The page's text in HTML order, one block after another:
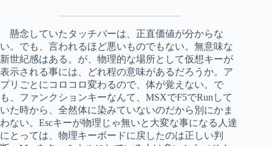
懸念していたタッチバーは、正直価値が分からな
い。でも、言われるほど悪いものでもない。無意味な
新世紀感はある。が、物理的な場所として仮想キーが
表示される事には、どれ程の意味があるだろうか。ア
プリごとにコロコロ変わるので、体が覚えない。で
も、ファンクションキーなんて、MSXでF5でRunして
いた時から、全然体に染みていないのだから別にかま
わない。Escキーが物理じゃ無いと大変な事になる人達
にとっては、物理キーボードに戻したのは正しい判